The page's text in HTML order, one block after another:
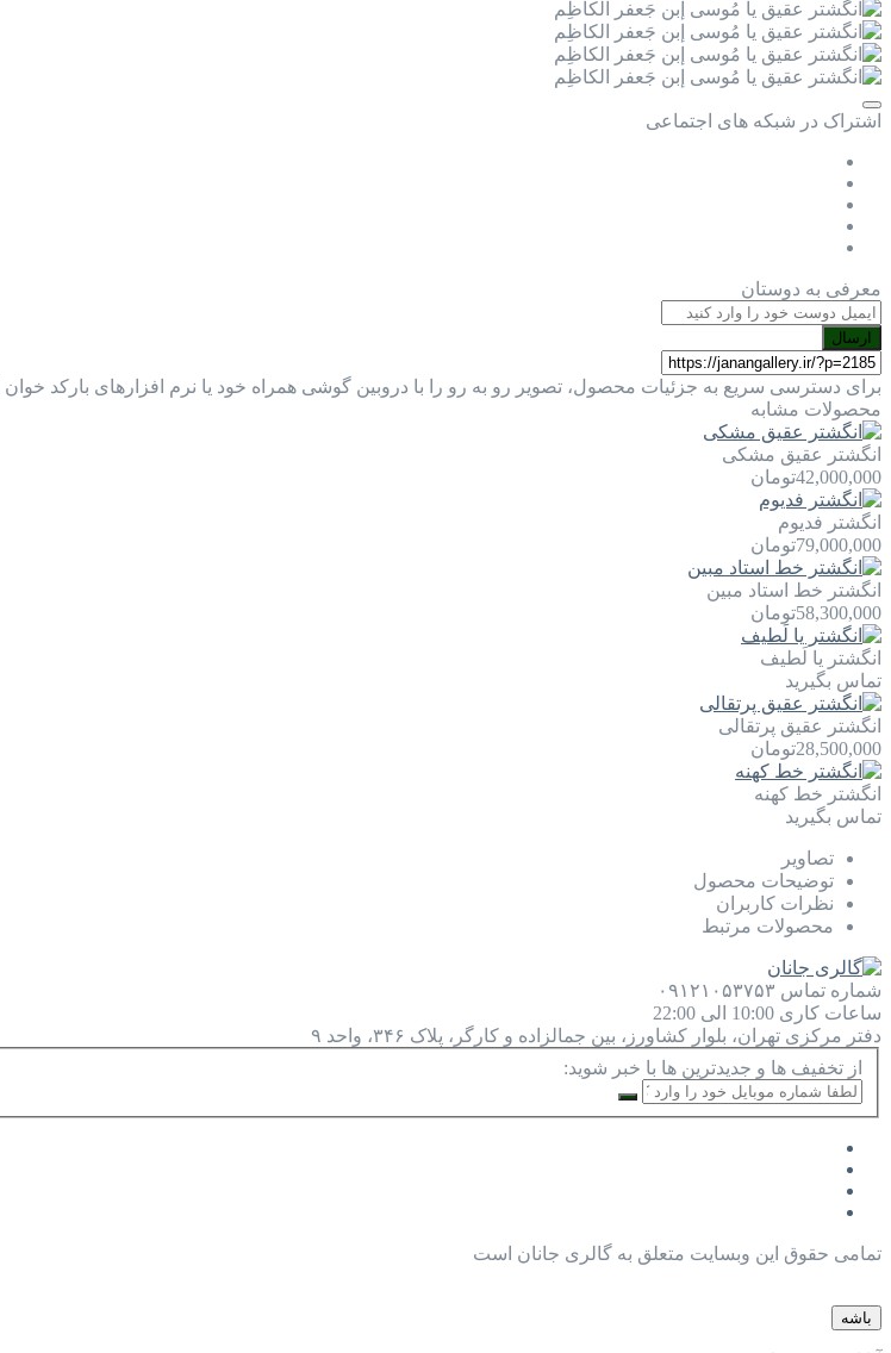
اشتراک در شبکه های اجتماعی
معرفی به دوستان
ارسال
برای دسترسی سریع به جزئیات محصول، تصویر رو به رو را با دروبین گوشی همراه خود یا نرم افزارهای بارکد
محصولات مشابه
انگشتر عقیق مشکی
42,000,000تومان
انگشتر فدیوم
79,000,000تومان
انگشتر خط استاد مبین
58,300,000تومان
انگشتر یا لَطيف
تماس بگیرید
انگشتر عقیق پرتقالی
28,500,000تومان
انگشتر خط کهنه
تماس بگیرید
تصاویر
توضیحات محصول
نظرات کاربران
محصولات مرتبط
شماره تماس ۰۹۱۲۱۰۵۳۷۵۳
ساعات کاری 10:00 الی 22:00
دفتر مرکزی تهران، بلوار کشاورز، بین جمالزاده و کارگر، پلاک ۳۴۶، واحد ۹
از تخفیف ها و جدیدترین ها با خبر شوید:
تمامی حقوق این وبسایت متعلق به گالری جانان است
باشه